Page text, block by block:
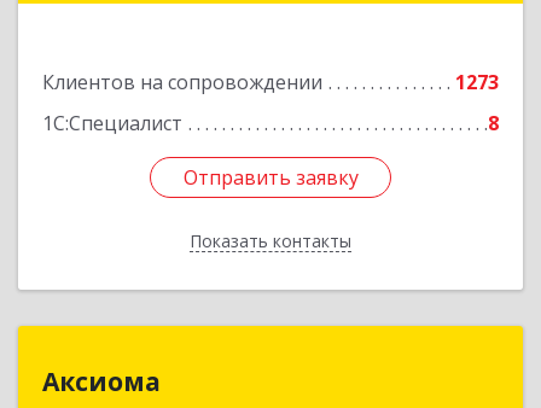
Клиентов на сопровождении
1273
1С:Специалист
8
Отправить заявку
Показать контакты
Отправить заявку
Назад
Аксиома